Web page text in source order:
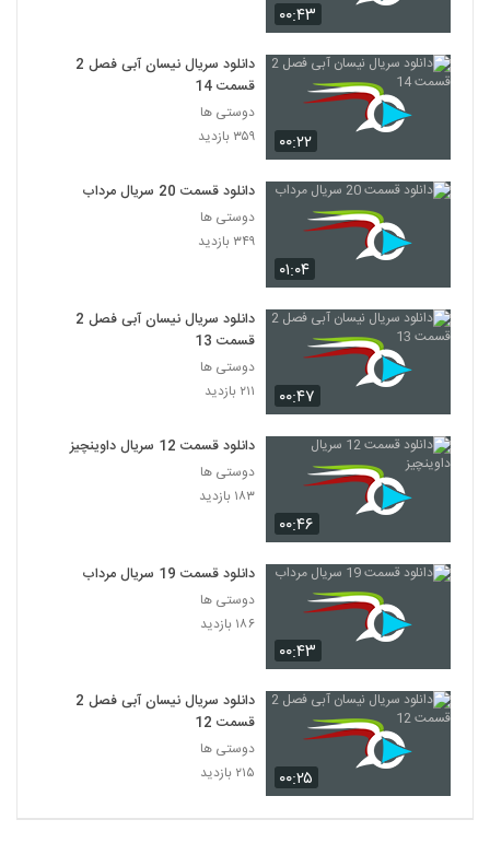
۰۰:۴۳
۰۰:۲۲
دانلود سریال نیسان آبی فصل 2
قسمت 14
دوستی ها
۳۵۹ بازدید
۰۱:۰۴
دانلود قسمت 20 سریال مرداب
دوستی ها
۳۴۹ بازدید
۰۰:۴۷
دانلود سریال نیسان آبی فصل 2
قسمت 13
دوستی ها
۲۱۱ بازدید
۰۰:۴۶
دانلود قسمت 12 سریال داوینچیز
دوستی ها
۱۸۳ بازدید
۰۰:۴۳
دانلود قسمت 19 سریال مرداب
دوستی ها
۱۸۶ بازدید
۰۰:۲۵
دانلود سریال نیسان آبی فصل 2
قسمت 12
دوستی ها
۲۱۵ بازدید